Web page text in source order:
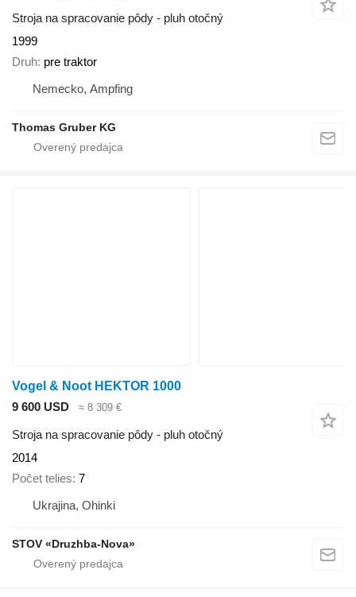
Stroja na spracovanie pôdy - pluh otočný
1999
Druh pre traktor
Nemecko, Ampfing
Thomas Gruber KG
Vogel & Noot HEKTOR 1000
9 600 USD
≈ 8 309 €
Stroja na spracovanie pôdy - pluh otočný
2014
Počet telies 7
Ukrajina, Ohinki
STOV «Druzhba-Nova»